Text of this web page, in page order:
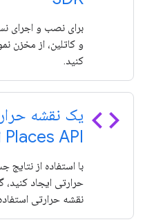
برای نصب و اجرای
کنید.
code یک نقشه
Places API ایجاد کنید
حرارتی ایجاد کنید،
نقشه حرارتی